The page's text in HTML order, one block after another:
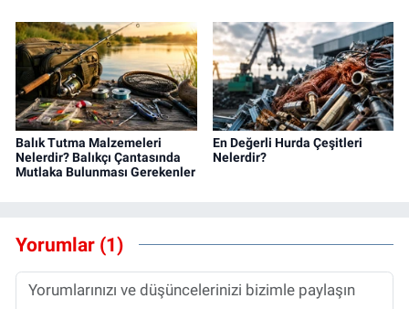
Balık Tutma Malzemeleri
Nelerdir? Balıkçı Çantasında
Mutlaka Bulunması Gerekenler
En Değerli Hurda Çeşitleri
Nelerdir?
Yorumlar (1)